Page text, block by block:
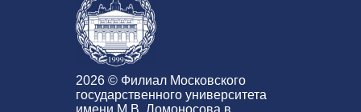
2026 © Филиал Московского
государственного университета
имени М.В. Ломоносова в